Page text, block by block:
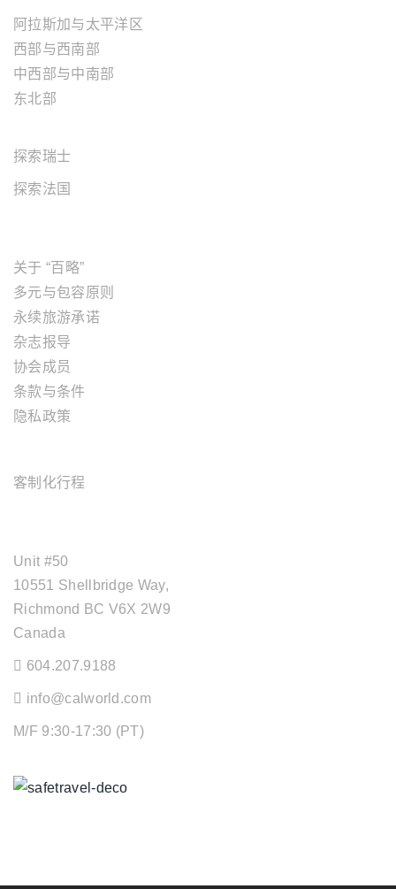
阿拉斯加与太平洋区
西部与西南部
中西部与中南部
东北部
探索瑞士
探索法国
关于 “百略”
多元与包容原则
永续旅游承诺
杂志报导
协会成员
条款与条件
隐私政策
客制化行程
Unit #50
10551 Shellbridge Way,
Richmond BC V6X 2W9
Canada
604.207.9188
info@calworld.com
M/F 9:30-17:30 (PT)